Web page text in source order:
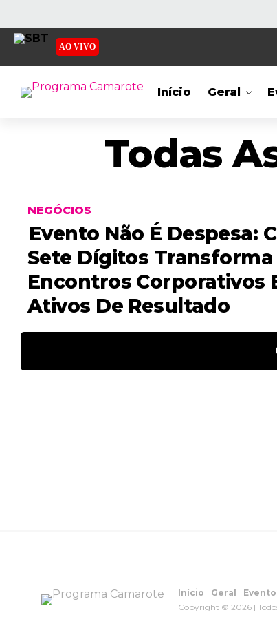
AO VIVO
Início Geral
Todas
NEGÓCIOS
Evento Não É Despesa:
Sete Dígitos Transforma
Encontros Corporativos
Ativos De Resultado
Início Geral
Copyright © 2026 |